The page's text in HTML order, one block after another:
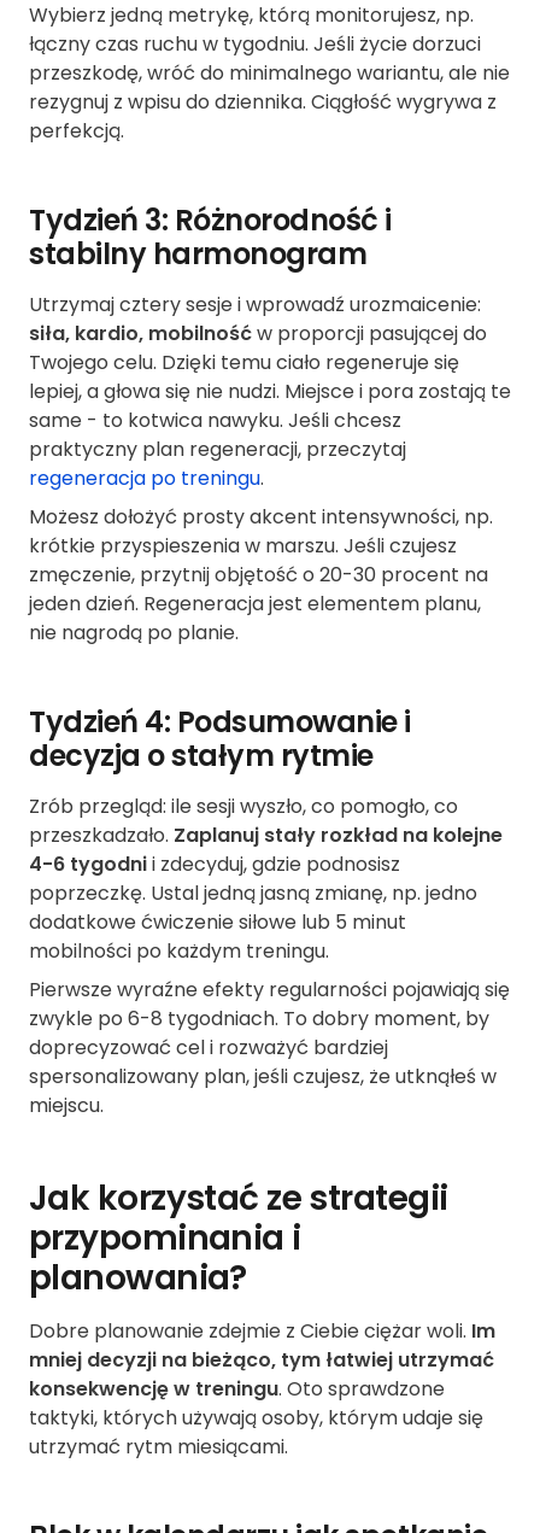
Wybierz jedną metrykę, którą monitorujesz, np.
łączny czas ruchu w tygodniu. Jeśli życie dorzuci
przeszkodę, wróć do minimalnego wariantu, ale nie
rezygnuj z wpisu do dziennika. Ciągłość wygrywa z
perfekcją.
Tydzień 3: Różnorodność i
stabilny harmonogram
Utrzymaj cztery sesje i wprowadź urozmaicenie:
siła, kardio, mobilnośćw proporcji pasującej do
Twojego celu. Dzięki temu ciało regeneruje się
lepiej, a głowa się nie nudzi. Miejsce i pora zostają te
same - to kotwica nawyku. Jeśli chcesz
praktyczny plan regeneracji, przeczytaj
regeneracja po treningu.
Możesz dołożyć prosty akcent intensywności, np.
krótkie przyspieszenia w marszu. Jeśli czujesz
zmęczenie, przytnij objętość o 20-30 procent na
jeden dzień. Regeneracja jest elementem planu,
nie nagrodą po planie.
Tydzień 4: Podsumowanie i
decyzja o stałym rytmie
Zrób przegląd: ile sesji wyszło, co pomogło, co
przeszkadzało. Zaplanuj stały rozkład na kolejne
4-6 tygodnii zdecyduj, gdzie podnosisz
poprzeczkę. Ustal jedną jasną zmianę, np. jedno
dodatkowe ćwiczenie siłowe lub 5 minut
mobilności po każdym treningu.
Pierwsze wyraźne efekty regularności pojawiają się
zwykle po 6-8 tygodniach. To dobry moment, by
doprecyzować cel i rozważyć bardziej
spersonalizowany plan, jeśli czujesz, że utknąłeś w
miejscu.
Jak korzystać ze strategii
przypominania i
planowania?
Dobre planowanie zdejmie z Ciebie ciężar woli. Im
mniej decyzji na bieżąco, tym łatwiej utrzymać
konsekwencję w treningu. Oto sprawdzone
taktyki, których używają osoby, którym udaje się
utrzymać rytm miesiącami.